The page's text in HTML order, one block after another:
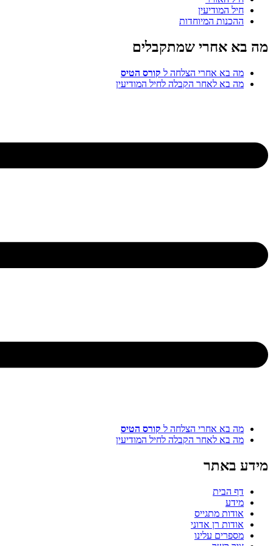
המיוחדות
שמתקבלים
אחרי הצלחה לקורס הטיס
לאחר הקבלה לחיל המודיעין
אחרי הצלחה לקורס הטיס
לאחר הקבלה לחיל המודיעין
מתגייס
רן אדוני
עלינו